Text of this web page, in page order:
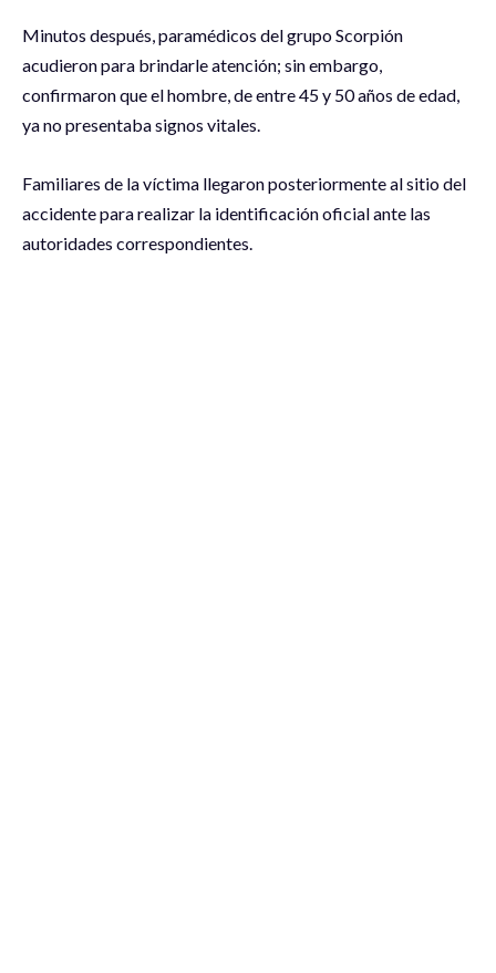
Minutos después, paramédicos del grupo Scorpión
acudieron para brindarle atención; sin embargo,
confirmaron que el hombre, de entre 45 y 50 años de edad,
ya no presentaba signos vitales.
Familiares de la víctima llegaron posteriormente al sitio del
accidente para realizar la identificación oficial ante las
autoridades correspondientes.